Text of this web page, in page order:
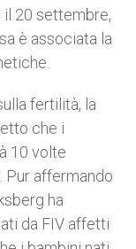
il 20 settembre,
è associata la
fertilità, la
che i
10 volte
Pur affermando
ha
da FIV affetti